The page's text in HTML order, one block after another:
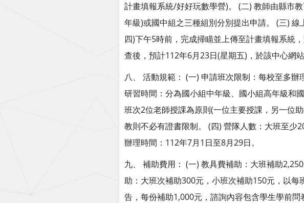
計畫填報系統/好好玩數學營)。 (二) 教師由縣市
年級)或國中組之三種組別分別提出申請。 (三)
四)下午5時前，完成掃瞄並上傳至計畫填報系統
查後，預計112年6月23日(星期五)，於該中心網
八、 活動規範： (一) 申請班次限制：每校至多
研習時間：分為國小組中年級、國小組高年級和
班次2位老師授課為原則(一位主要授課，另一位
教則不必有證書限制。 (四) 營隊人數：大班至少
辦理時間：112年7月1日至8月29日。
九、 補助費用： (一) 教具費補助：大班補助
助：大班次補助300元，小班次補助150元，以
告，每份補助1,000元，諮詢內容包含學生學前